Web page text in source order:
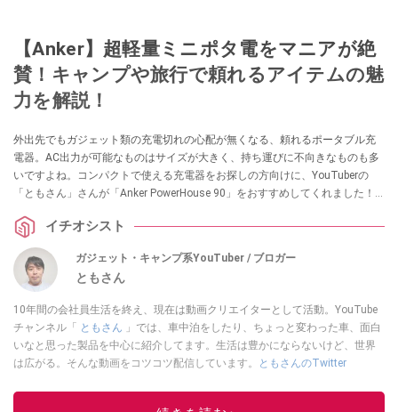
【Anker】超軽量ミニポタ電をマニアが絶
賛！キャンプや旅行で頼れるアイテムの魅
力を解説！
外出先でもガジェット類の充電切れの心配が無くなる、頼れるポータブル充
電器。AC出力が可能なものはサイズが大きく、持ち運びに不向きなものも多
いですよね。コンパクトで使える充電器をお探しの方向けに、YouTuberの
「ともさん」さんが「Anker PowerHouse 90」をおすすめしてくれました！
イチオシスト
ガジェット・キャンプ系YouTuber / ブロガー
ともさん
10年間の会社員生活を終え、現在は動画クリエイターとして活動。YouTube
チャンネル「 ともさん 」では、車中泊をしたり、ちょっと変わった車、面白
いなと思った製品を中心に紹介してます。生活は豊かにならないけど、世界
は広がる。そんな動画をコツコツ配信しています。
ともさんのTwitter
このイチオシストの他の記事を読む